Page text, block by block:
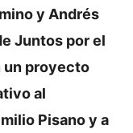
y Andrés
Juntos por el
un proyecto
al
Pisano y a